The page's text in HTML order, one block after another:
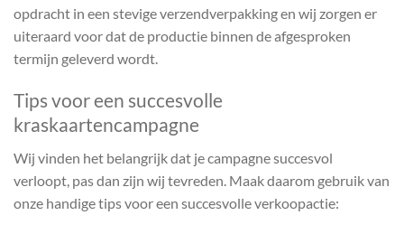
opdracht in een stevige verzendverpakking en wij zorgen er
uiteraard voor dat de productie binnen de afgesproken
termijn geleverd wordt.
Tips voor een succesvolle
kraskaartencampagne
Wij vinden het belangrijk dat je campagne succesvol
verloopt, pas dan zijn wij tevreden. Maak daarom gebruik van
onze handige tips voor een succesvolle verkoopactie: